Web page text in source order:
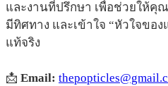
และงานที่ปรึกษา เพื่อช่วยให้คุ
มีทิศทาง และเข้าใจ “หัวใจขอ
แท้จริง
📩 Email: